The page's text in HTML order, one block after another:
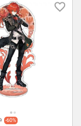
-60%